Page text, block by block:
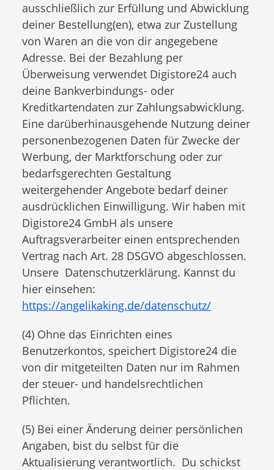
ausschließlich zur Erfüllung und Abwicklung
deiner Bestellung(en), etwa zur Zustellung
von Waren an die von dir angegebene
Adresse. Bei der Bezahlung per
Überweisung verwendet Digistore24 auch
deine Bankverbindungs- oder
Kreditkartendaten zur Zahlungsabwicklung.
Eine darüberhinausgehende Nutzung deiner
personenbezogenen Daten für Zwecke der
Werbung, der Marktforschung oder zur
bedarfsgerechten Gestaltung
weitergehender Angebote bedarf deiner
ausdrücklichen Einwilligung. Wir haben mit
Digistore24 GmbH als unsere
Auftragsverarbeiter einen entsprechenden
Vertrag nach Art. 28 DSGVO abgeschlossen.
Unsere Datenschutzerklärung. Kannst du
hier einsehen:
https://angelikaking.de/datenschutz/
(4) Ohne das Einrichten eines
Benutzerkontos, speichert Digistore24 die
von dir mitgeteilten Daten nur im Rahmen
der steuer- und handelsrechtlichen
Pflichten.
(5) Bei einer Änderung deiner persönlichen
Angaben, bist du selbst für die
Aktualisierung verantwortlich. Du schickst